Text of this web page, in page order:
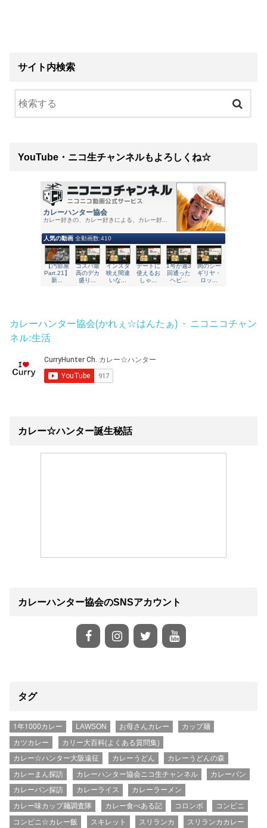
サイト内検索
YouTube・ニコ生チャンネルもよろしくね☆
カレーハンター協会(かれぇ☆はんたぁ) - ニコニコチャン
ネル:生活
カレー☆ハンター誕生秘話
カレーハンター協会のSNSアカウント
タグ
1年1000カレー LAWSON お母さんカレー
カップ麺
カツカレー
カリー大百科(よくある質問集)
カレー☆ハンター大阪遠征
カレーうどん
カレーうどんの森
カレーまん探訪
カレーハンター協会ニコ生チャンネル
カレーパン
カレーパン探訪
カレーライス
カレーラーメン
カレー味カップ麺調査隊
カレー食べある記 コロンボ
コンビニ
コンビニ☆カレー飯
スキレット スリランカ スリランカカレー